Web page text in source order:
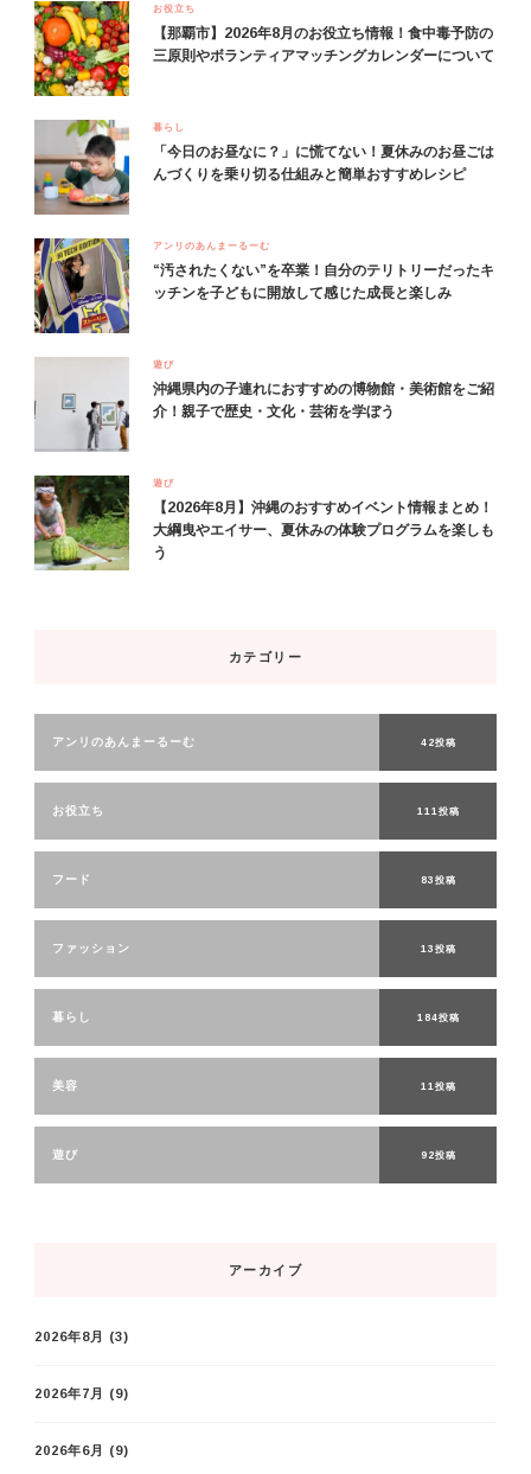
お役立ち
【那覇市】2026年8月のお役立ち情報！食中毒予防の
三原則やボランティアマッチングカレンダーについて
暮らし
「今日のお昼なに？」に慌てない！夏休みのお昼ごは
んづくりを乗り切る仕組みと簡単おすすめレシピ
アンリのあんまーるーむ
“汚されたくない”を卒業！自分のテリトリーだったキ
ッチンを子どもに開放して感じた成長と楽しみ
遊び
沖縄県内の子連れにおすすめの博物館・美術館をご紹
介！親子で歴史・文化・芸術を学ぼう
遊び
【2026年8月】沖縄のおすすめイベント情報まとめ！
大綱曳やエイサー、夏休みの体験プログラムを楽しも
う
カテゴリー
アンリのあんまーるーむ 42投稿
お役立ち 111投稿
フード 83投稿
ファッション 13投稿
暮らし 184投稿
美容 11投稿
遊び 92投稿
アーカイブ
2026年8月 (3)
2026年7月 (9)
2026年6月 (9)